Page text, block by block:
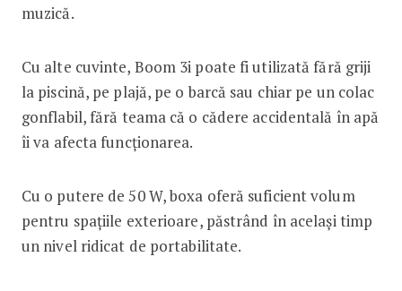
muzică.
Cu alte cuvinte, Boom 3i poate fi utilizată fără griji
la piscină, pe plajă, pe o barcă sau chiar pe un colac
gonflabil, fără teama că o cădere accidentală în apă
îi va afecta funcționarea.
Cu o putere de 50 W, boxa oferă suficient volum
pentru spațiile exterioare, păstrând în același timp
un nivel ridicat de portabilitate.